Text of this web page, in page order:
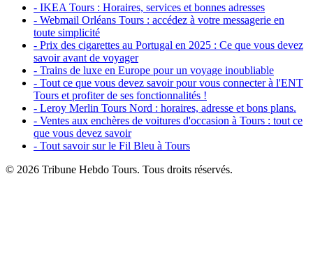
- IKEA Tours : Horaires, services et bonnes adresses
- Webmail Orléans Tours : accédez à votre messagerie en
toute simplicité
- Prix des cigarettes au Portugal en 2025 : Ce que vous devez
savoir avant de voyager
- Trains de luxe en Europe pour un voyage inoubliable
- Tout ce que vous devez savoir pour vous connecter à l'ENT
Tours et profiter de ses fonctionnalités !
- Leroy Merlin Tours Nord : horaires, adresse et bons plans.
- Ventes aux enchères de voitures d'occasion à Tours : tout ce
que vous devez savoir
- Tout savoir sur le Fil Bleu à Tours
© 2026 Tribune Hebdo Tours. Tous droits réservés.